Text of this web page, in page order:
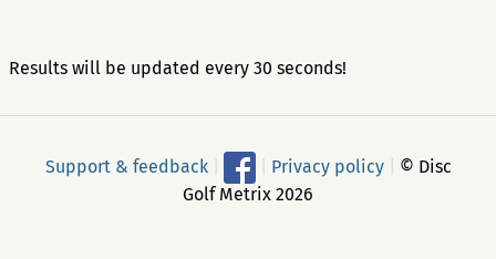
Results will be updated every 30 seconds!
Support & feedback Privacy policy
© Disc
Golf Metrix 2026